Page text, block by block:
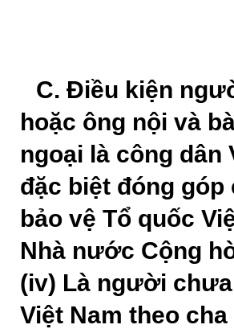
C. Điều kiện
hoặc ông nội và
ngoại là công dân
đặc biệt đóng
bảo vệ Tổ quốc
Nhà nước Cộng
(iv) Là người
Việt Nam theo